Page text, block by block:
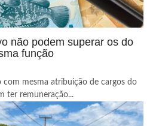
não podem superar os do
função
com mesma atribuição de cargos do
ter remuneração...